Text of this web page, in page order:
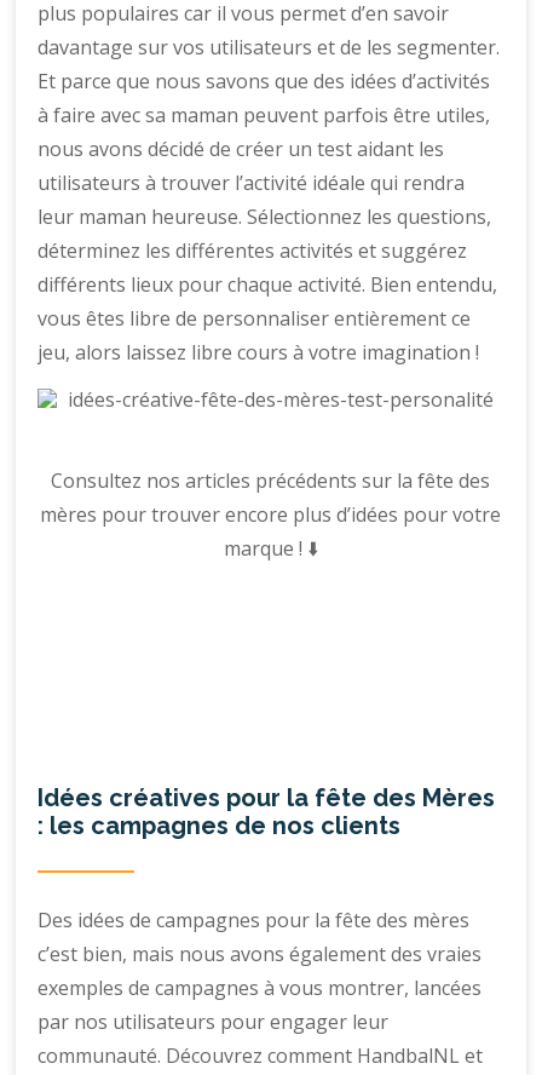
plus populaires car il vous permet d’en savoir
davantage sur vos utilisateurs et de les segmenter.
Et parce que nous savons que des idées d’activités
à faire avec sa maman peuvent parfois être utiles,
nous avons décidé de créer un test aidant les
utilisateurs à trouver l’activité idéale qui rendra
leur maman heureuse. Sélectionnez les questions,
déterminez les différentes activités et suggérez
différents lieux pour chaque activité. Bien entendu,
vous êtes libre de personnaliser entièrement ce
jeu, alors laissez libre cours à votre imagination !
Consultez nos articles précédents sur la fête des
mères pour trouver encore plus d’idées pour votre
marque ! ⬇️
Idées créatives pour la fête des Mères
: les campagnes de nos clients
Des idées de campagnes pour la fête des mères
c’est bien, mais nous avons également des vraies
exemples de campagnes à vous montrer, lancées
par nos utilisateurs pour engager leur
communauté. Découvrez comment HandbalNL et